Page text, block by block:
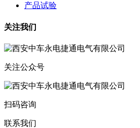
产品试验
关注我们
关注公众号
扫码咨询
联系我们